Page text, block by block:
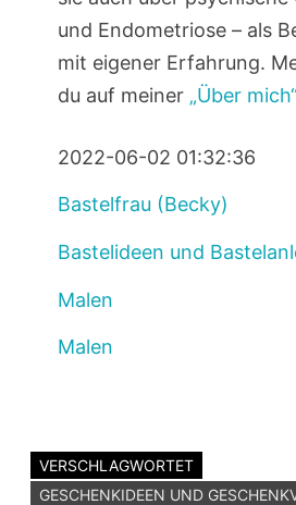
und Endometriose – als
mit eigener Erfahrung.
du auf meiner „Über
2022-06-02 01:32:36
Bastelfrau (Becky)
Bastelideen und
Malen
Malen
VERSCHLAGWORTET
GESCHENKIDEEN UND